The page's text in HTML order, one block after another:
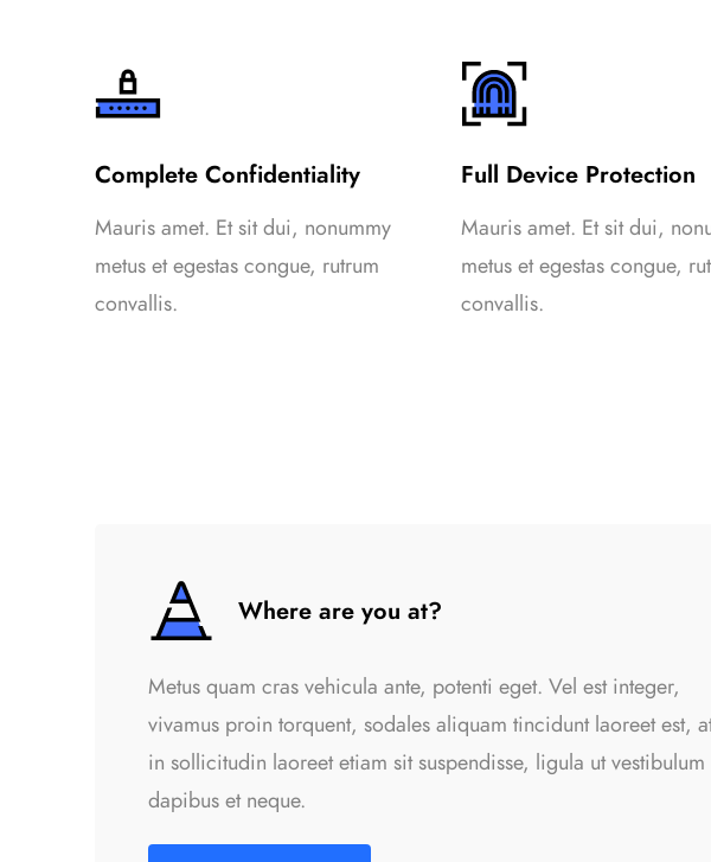
Complete Confidentiality
Mauris amet. Et sit dui, nonummy
metus et egestas congue, rutrum
convallis.
Full Device Protection
Mauris amet. Et sit dui,
metus et egestas congue,
convallis.
Where are you at?
Metus quam cras vehicula ante, potenti eget. Vel est integer,
vivamus proin torquent, sodales aliquam tincidunt laoreet est,
in sollicitudin laoreet etiam sit suspendisse, ligula ut vestibulum
dapibus et neque.